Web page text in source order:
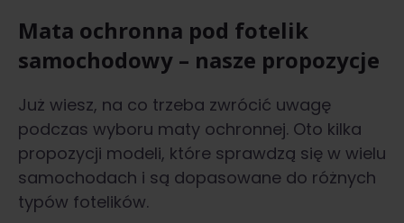
Mata ochronna pod fotelik
samochodowy – nasze propozycje
Już wiesz, na co trzeba zwrócić uwagę
podczas wyboru maty ochronnej. Oto kilka
propozycji modeli, które sprawdzą się w wielu
samochodach i są dopasowane do różnych
typów fotelików.